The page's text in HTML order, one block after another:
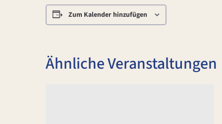
Zum Kalender hinzufügen
Ähnliche Veranstaltungen